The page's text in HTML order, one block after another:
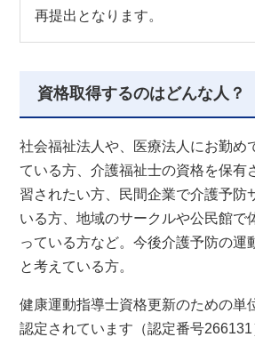
再提出となります。
資格取得するのはどんな人？
社会福祉法人や、医療法人にお勤め
ている方、介護福祉士の資格を保有
習されたい方、民間企業で介護予防
いる方、地域のサークルや公民館で
っている方など。今後介護予防の運
と考えている方。
健康運動指導士資格更新のための単
認定されています（認定番号